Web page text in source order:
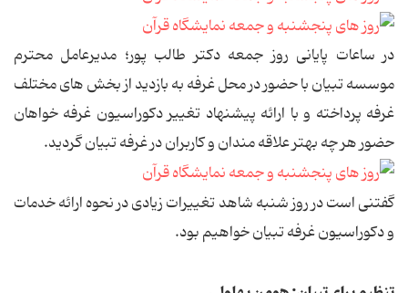
در ساعات پایانی روز جمعه دکتر طالب پور؛ مدیرعامل محترم
موسسه تبیان با حضور در محل غرفه به بازدید از بخش های مختلف
غرفه پرداخته و با ارائه پیشنهاد تغییر دکوراسیون غرفه خواهان
حضور هر چه بهتر علاقه مندان و کاربران در غرفه تبیان گردید.
گفتنی است در روز شنبه شاهد تغییرات زیادی در نحوه ارائه خدمات
و دکوراسیون غرفه تبیان خواهیم بود.